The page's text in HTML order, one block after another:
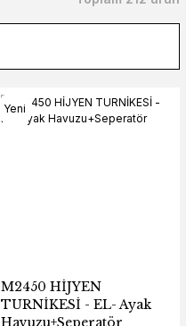
Yeni
M2450 HİJYEN
TURNİKESİ - EL- Ayak
Havuzu+Seperatör